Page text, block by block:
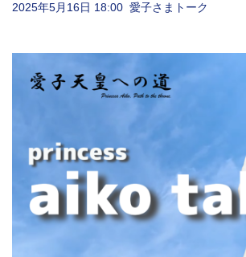
2025年5月16日 18:00 愛子さまトーク